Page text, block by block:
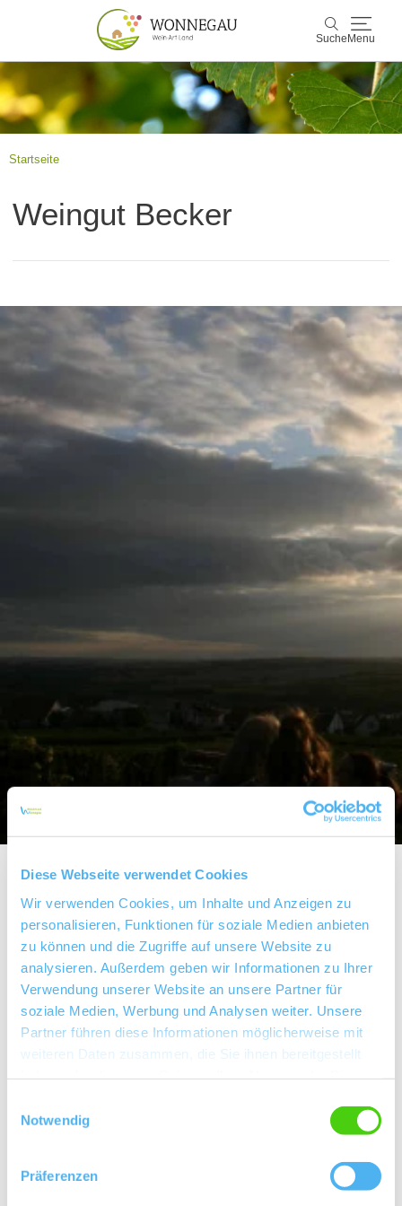
Diese Webseite verwendet Cookies
Wir verwenden Cookies, um Inhalte und Anzeigen zu
personalisieren, Funktionen für soziale Medien anbieten
zu können und die Zugriffe auf unsere Website zu
analysieren. Außerdem geben wir Informationen zu Ihrer
Verwendung unserer Website an unsere Partner für
soziale Medien, Werbung und Analysen weiter. Unsere
Partner führen diese Informationen möglicherweise mit
weiteren Daten zusammen, die Sie ihnen bereitgestellt
Notwendig
Präferenzen
Suche Menu
Suche
Wonnegau
Startseite
Weingut Becker
Kontakt